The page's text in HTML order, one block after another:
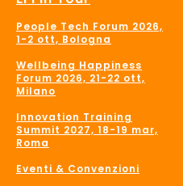
People Tech Forum 2026,
1-2 ott, Bologna
Wellbeing Happiness
Forum 2026, 21-22 ott,
Milano
Innovation Training
Summit 2027, 18-19 mar,
Roma
Eventi & Convenzioni